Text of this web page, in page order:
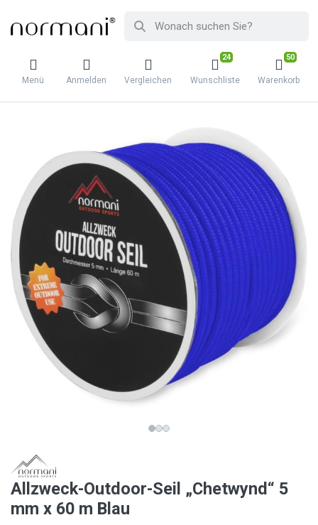
Menü Anmelden Vergleichen
24
Wunschliste
50
Warenkorb
Allzweck-Outdoor-Seil „Chetwynd“ 5
mm x 60 m Blau